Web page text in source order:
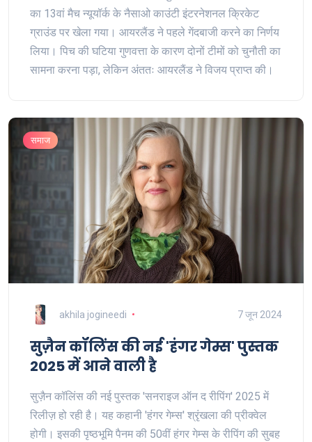
का 13वां मैच न्यूयॉर्क के नैसाओ काउंटी इंटरनेशनल क्रिकेट
ग्राउंड पर खेला गया। आयरलैंड ने पहले गेंदबाजी करने का निर्णय
लिया। पिच की घटिया गुणवत्ता के कारण दोनों टीमों को चुनौती का
सामना करना पड़ा, लेकिन अंततः आयरलैंड ने विजय प्राप्त की।
समाज
akhila jogineedi 7 जून 2024
सुज़ैन कॉलिंस की नई 'हंगर गेम्स' पुस्तक
2025 में आने वाली है
सुज़ैन कॉलिंस की नई पुस्तक 'सनराइज ऑन द रीपिंग' 2025 में
रिलीज़ हो रही है। यह कहानी 'हंगर गेम्स' श्रृंखला की प्रीक्वेल
होगी। इसकी पृष्ठभूमि पैनम की 50वीं हंगर गेम्स के रीपिंग की सुबह